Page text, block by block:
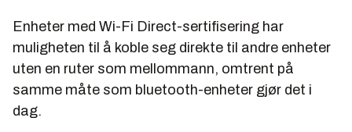
Enheter med Wi-Fi Direct-sertifisering har
muligheten til å koble seg direkte til andre enheter
uten en ruter som mellommann, omtrent på
samme måte som bluetooth-enheter gjør det i
dag.